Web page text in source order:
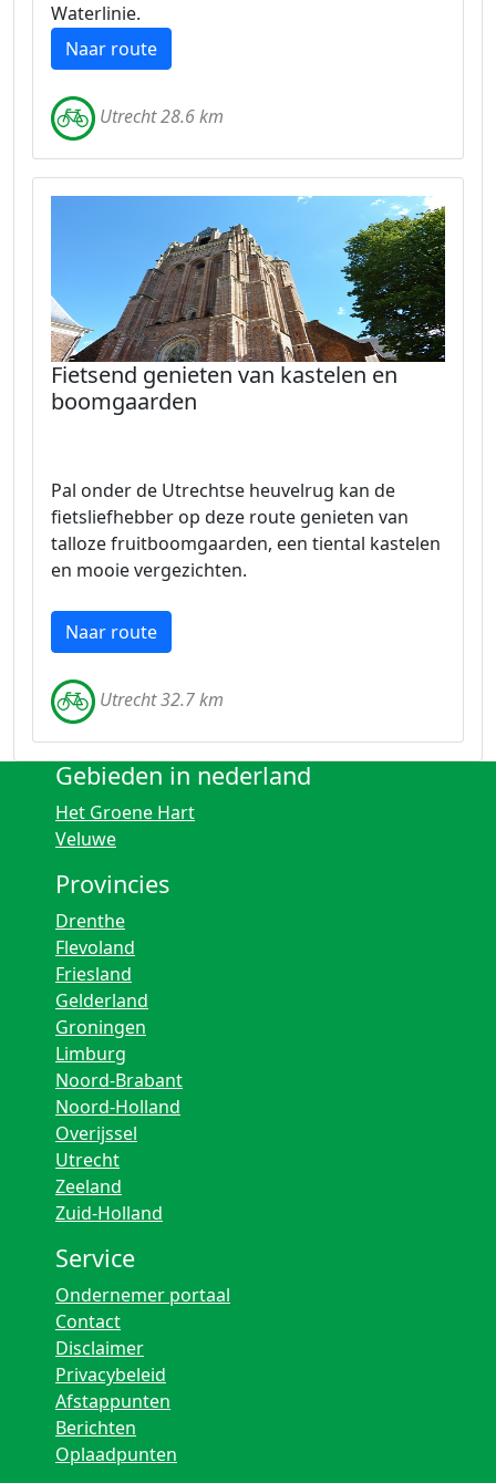
Waterlinie.
Naar route
Utrecht 28.6 km
Fietsend genieten van kastelen en
boomgaarden
Pal onder de Utrechtse heuvelrug kan de
fietsliefhebber op deze route genieten van
talloze fruitboomgaarden, een tiental kastelen
en mooie vergezichten.
Naar route
Utrecht 32.7 km
Gebieden in nederland
Het Groene Hart
Veluwe
Provincies
Drenthe
Flevoland
Friesland
Gelderland
Groningen
Limburg
Noord-Brabant
Noord-Holland
Overijssel
Utrecht
Zeeland
Zuid-Holland
Service
Ondernemer portaal
Contact
Disclaimer
Privacybeleid
Afstappunten
Berichten
Oplaadpunten